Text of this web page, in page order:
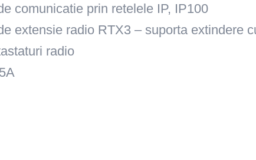
comunicatie prin retelele IP, IP100
extensie radio RTX3 – suporta extindere
radio